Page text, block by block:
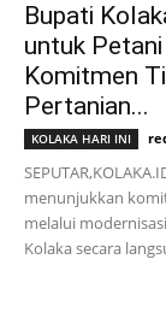
Bupati
untuk
Komitmen
Pertanian...
KOLAKA HARI INI
menunjukkan
melalui
Kolaka secara